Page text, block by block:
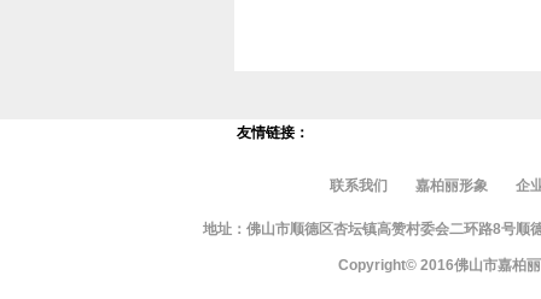
友情链接：
联系我们 嘉柏丽形象 企
地址：佛山市顺德区杏坛镇高赞村委会二环路8号
Copyright© 2016佛山市嘉柏